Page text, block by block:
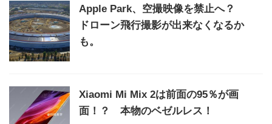
Apple Park、空撮映像を禁止へ？
ドローン飛行撮影が出来なくなるか
も。
Xiaomi Mi Mix 2は前面の95％が画
面！？ 本物のベゼルレス！